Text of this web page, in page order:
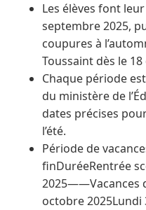
Les élèves font
septembre 2025,
coupures à
Toussaint dès le
Chaque période
du ministère de
dates précises
l’été.
Période de
finDuréeRentrée
2025——Vacances
octobre 2025Lundi